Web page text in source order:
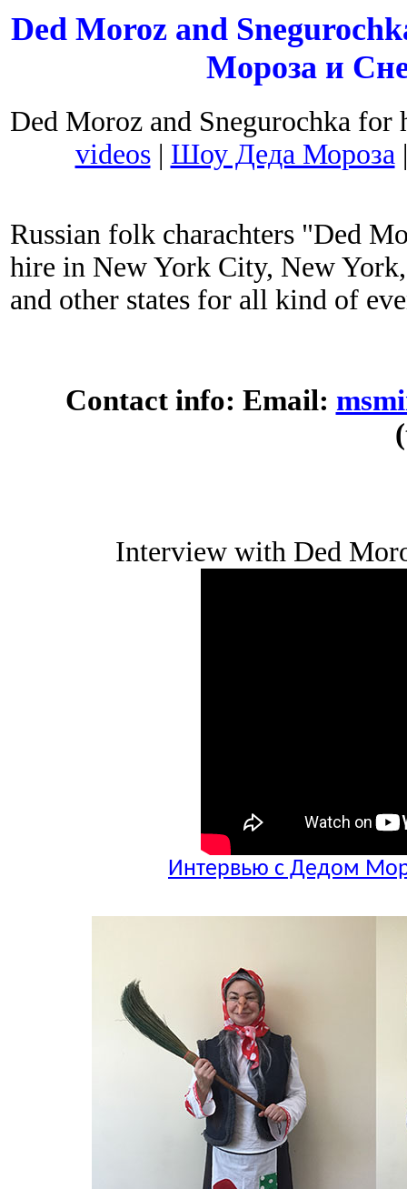
Ded Moroz and
Мороза и
Ded Moroz and Snegurochka for
videos| Шоу Деда Мороза
Russian folk charachters "Ded
hire in New York City, New
and other states for all kind of
Contact info: Email:
Interview with Ded
Интервью с Дедом